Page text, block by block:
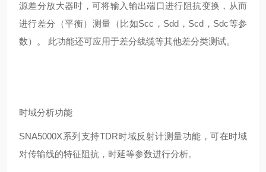
源差分放大器时，可将输入输出端口进行阻抗变换，从而
进行差分（平衡）测量（比如Scc ， Sdd ， Scd ， Sdc等参
数）。 此功能还可应用于差分线缆等其他差分类测试。
时域分析功能
SNA5000X系列支持TDR时域反射计测量功能，可在时域
对传输线的特征阻抗，时延等参数进行分析。